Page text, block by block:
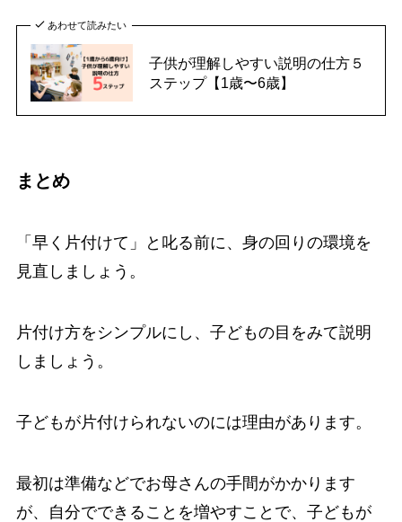
あわせて読みたい
子供が理解しやすい説明の仕方５
ステップ【1歳〜6歳】
まとめ
「早く片付けて」と叱る前に、身の回りの環境を
見直しましょう。
片付け方をシンプルにし、子どもの目をみて説明
しましょう。
子どもが片付けられないのには理由があります。
最初は準備などでお母さんの手間がかかります
が、自分でできることを増やすことで、子どもが